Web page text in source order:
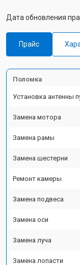
Дата обновления
Прайс
Поломка
Установка антенны
Замена мотора
Замена рамы
Замена шестерни
Ремонт камеры
Замена подвеса
Замена оси
Замена луча
Замена лопасти